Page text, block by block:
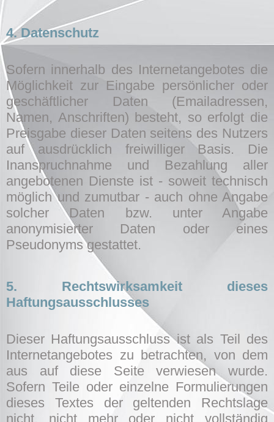
4.Datenschutz
Sofern innerhalb des Internetangebotes die
Möglichkeit zur Eingabe persönlicher oder
geschäftlicher Daten (Emailadressen,
Namen, Anschriften) besteht, so erfolgt die
Preisgabe dieser Daten seitens des Nutzers
auf ausdrücklich freiwilliger Basis. Die
Inanspruchnahme und Bezahlung aller
angebotenen Dienste ist - soweit technisch
möglich und zumutbar - auch ohne Angabe
solcher Daten bzw. unter Angabe
anonymisierter Daten oder eines
Pseudonyms gestattet.
5. Rechtswirksamkeit dieses
Haftungsausschlusses
Dieser Haftungsausschluss ist als Teil des
Internetangebotes zu betrachten, von dem
aus auf diese Seite verwiesen wurde.
Sofern Teile oder einzelne Formulierungen
dieses Textes der geltenden Rechtslage
nicht, nicht mehr oder nicht vollständig